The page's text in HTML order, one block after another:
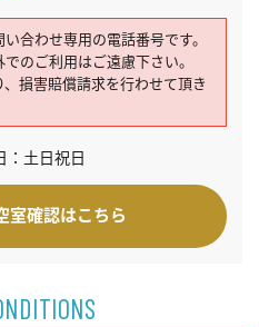
合わせ専用の電話番号です。
のご利用はご遠慮下さい。
損害賠償請求を行わせて頂き
：土日祝日
室確認はこちら